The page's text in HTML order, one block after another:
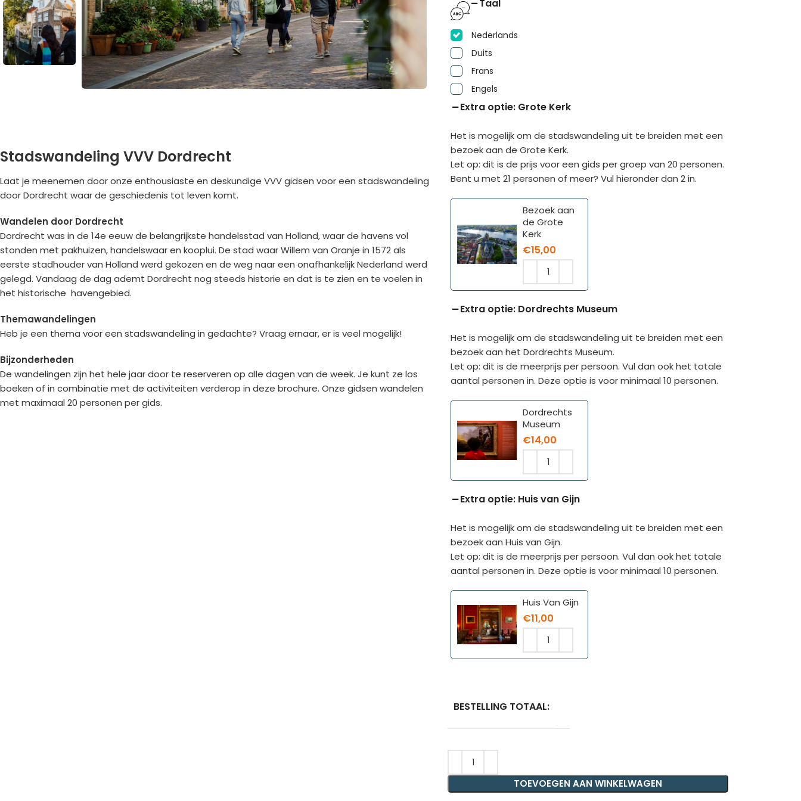
Stadswandeling VVV Dordrecht
Laat je meenemen door onze enthousiaste en deskundige VVV gidsen voor een stadswandeling
door Dordrecht waar de geschiedenis tot leven komt.
Wandelen door Dordrecht
Dordrecht was in de 14e eeuw de belangrijkste handelsstad van Holland, waar de havens vol
stonden met pakhuizen, handelswaar en kooplui. De stad waar Willem van Oranje in 1572 als
eerste stadhouder van Holland werd gekozen en de weg naar een onafhankelijk Nederland werd
gelegd. Vandaag de dag ademt Dordrecht nog steeds historie en dat is te zien en te voelen in
het historische havengebied.
Themawandelingen
Heb je een thema voor een stadswandeling in gedachte? Vraag ernaar, er is veel mogelijk!
Bijzonderheden
De wandelingen zijn het hele jaar door te reserveren op alle dagen van de week. Je kunt ze los
boeken of in combinatie met de activiteiten verderop in deze brochure. Onze gidsen wandelen
met maximaal 20 personen per gids.
Taal
Nederlands
Duits
Frans
Engels
Extra optie: Grote Kerk
Het is mogelijk om de stadswandeling uit te breiden met een
bezoek aan de Grote Kerk.
Let op: dit is de prijs voor een gids per groep van 20 personen.
Bent u met 21 personen of meer? Vul hieronder dan 2 in.
Bezoek aan
de Grote
Kerk
€15,00
Extra optie: Dordrechts Museum
Het is mogelijk om de stadswandeling uit te breiden met een
bezoek aan het Dordrechts Museum.
Let op: dit is de meerprijs per persoon. Vul dan ook het totale
aantal personen in. Deze optie is voor minimaal 10 personen.
Dordrechts
Museum
€14,00
Extra optie: Huis van Gijn
Het is mogelijk om de stadswandeling uit te breiden met een
bezoek aan Huis van Gijn.
Let op: dit is de meerprijs per persoon. Vul dan ook het totale
aantal personen in. Deze optie is voor minimaal 10 personen.
Huis Van Gijn
€11,00
BESTELLING TOTAAL:
TOEVOEGEN AAN WINKELWAGEN